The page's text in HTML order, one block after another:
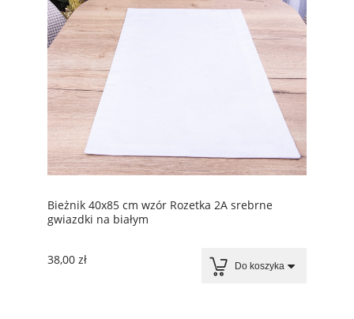
Bieżnik 40x85 cm wzór Rozetka 2A srebrne
gwiazdki na białym
38,00 zł Do koszyka